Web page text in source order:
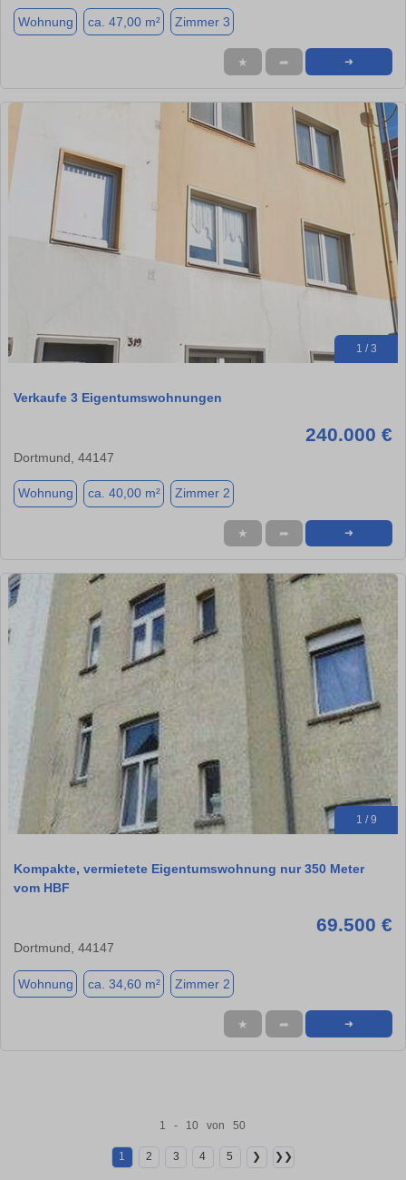
Wohnung ca. 47,00 m² Zimmer 3
★ ➦ ➜
1 / 3
Verkaufe 3 Eigentumswohnungen
240.000 €
Dortmund, 44147
Wohnung ca. 40,00 m² Zimmer 2
★ ➦ ➜
1 / 9
Kompakte, vermietete Eigentumswohnung nur 350 Meter
vom HBF
69.500 €
Dortmund, 44147
Wohnung ca. 34,60 m² Zimmer 2
★ ➦ ➜
1 - 10 von 50
1 2 3 4 5 ❯ ❯❯